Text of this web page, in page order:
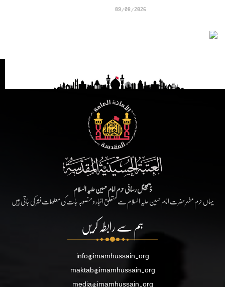
09/08/2026
ڈیجیٹل رسائی حرم امام حسین علیہ السلام
یہاں حرم مطہر حضرت امام حسین علیہ السلام سے متعلق اخبار و منصوبہ جات کی معلومات نشر کی جاتی ہیں
ہم سے رابطہ کریں
info@imamhussain.org
maktab@imamhussain.org